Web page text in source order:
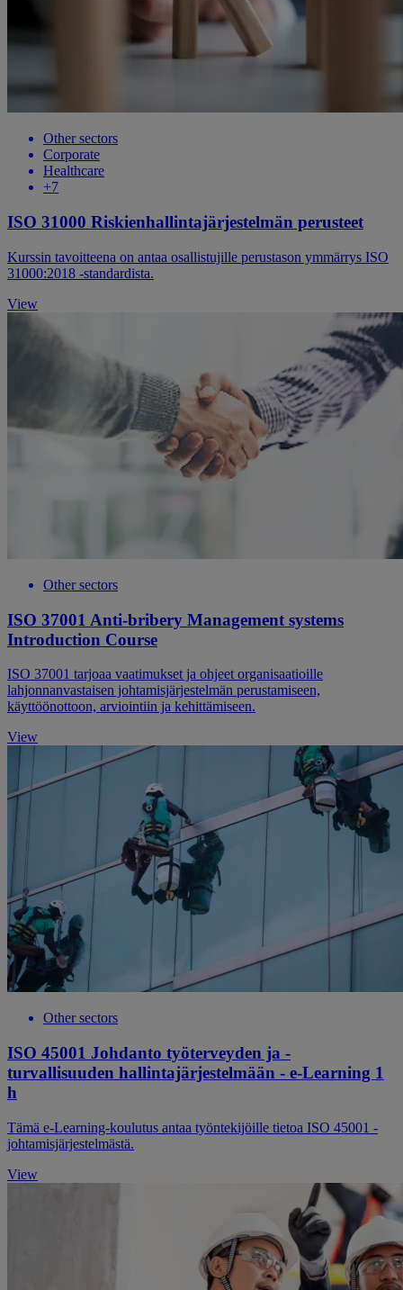
Other sectors
Corporate
Healthcare
+7
ISO 31000 Riskienhallintajärjestelmän perusteet
Kurssin tavoitteena on antaa osallistujille perustason ymmärrys ISO
31000:2018 -standardista.
View
Other sectors
ISO 37001 Anti-bribery Management systems
Introduction Course
ISO 37001 tarjoaa vaatimukset ja ohjeet organisaatioille
lahjonnanvastaisen johtamisjärjestelmän perustamiseen,
käyttöönottoon, arviointiin ja kehittämiseen.
View
Other sectors
ISO 45001 Johdanto työterveyden ja -
turvallisuuden hallintajärjestelmään - e-Learning 1
h
Tämä e-Learning-koulutus antaa työntekijöille tietoa ISO 45001 -
johtamisjärjestelmästä.
View